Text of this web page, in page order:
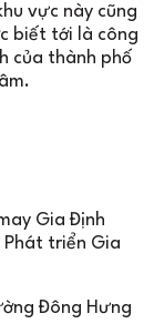
vực này cũng
biết tới là công
của thành phố
Gia Định
triển Gia
Đông Hưng